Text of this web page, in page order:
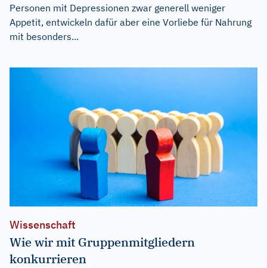
Personen mit Depressionen zwar generell weniger
Appetit, entwickeln dafür aber eine Vorliebe für Nahrung
mit besonders...
Wissenschaft
Wie wir mit Gruppenmitgliedern
konkurrieren